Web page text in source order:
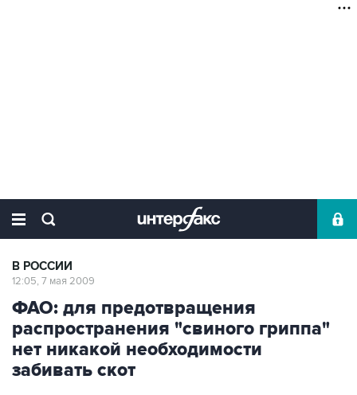
В РОССИИ
12:05, 7 мая 2009
ФАО: для предотвращения
распространения "свиного гриппа"
нет никакой необходимости
забивать скот